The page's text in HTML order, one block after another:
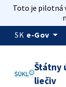
Toto je pilotná
SK e-Gov arrow_drop_down
Štátny
liečiv